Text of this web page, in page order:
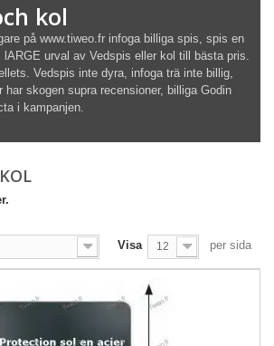
kol
på www.tiweo.fr infoga billiga spis, spis en
ARGE urval av Vedspis eller kol till bästa pris.
Vedspis inte dyra, infoga trä inte billig,
har skogen supra recensioner, billiga Godin
i kampanjen.
Visa 12 per sida